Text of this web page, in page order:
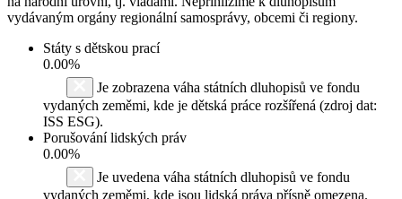
vydávaným orgány regionální samosprávy, obcemi či regiony.
Státy s dětskou prací
0.00%
Je zobrazena váha státních dluhopisů ve fondu
vydaných zeměmi, kde je dětská práce rozšířená (zdroj dat:
ISS ESG).
Porušování lidských práv
0.00%
Je uvedena váha státních dluhopisů ve fondu
vydaných zeměmi, kde jsou lidská práva přísně omezena.